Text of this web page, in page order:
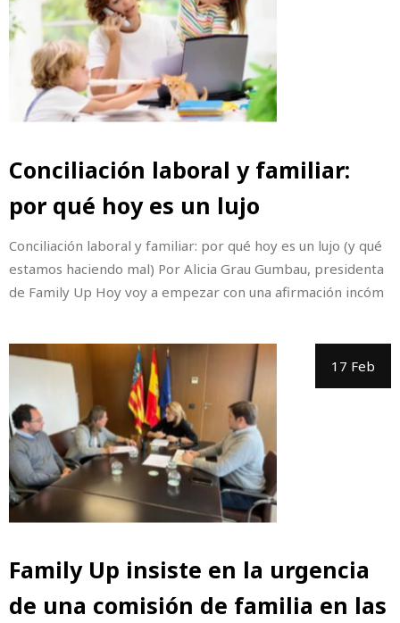
Conciliación laboral y familiar:
por qué hoy es un lujo
Conciliación laboral y familiar: por qué hoy es un lujo (y qué
estamos haciendo mal) Por Alicia Grau Gumbau, presidenta
de Family Up Hoy voy a empezar con una afirmación incóm
17 Feb
Family Up insiste en la urgencia
de una comisión de familia en las